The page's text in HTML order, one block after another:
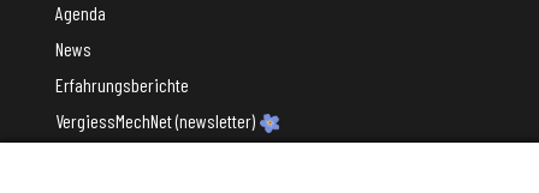
Agenda
News
Erfahrungsberichte
VergiessMechNet (newsletter)